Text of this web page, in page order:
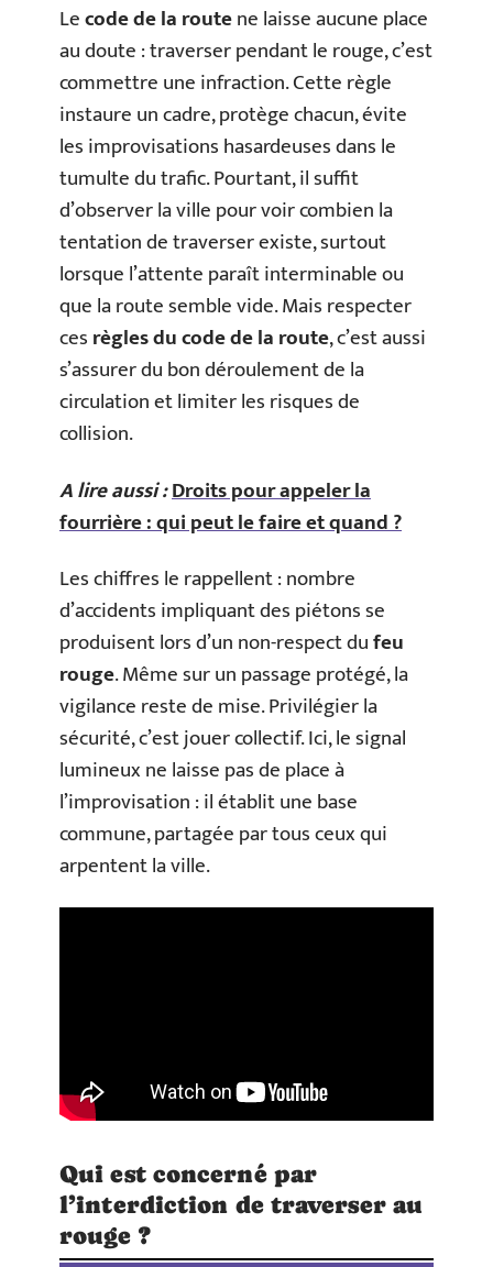
Lecode de la routene laisse aucune place
au doute : traverser pendant le rouge, c’est
commettre une infraction. Cette règle
instaure un cadre, protège chacun, évite
les improvisations hasardeuses dans le
tumulte du trafic. Pourtant, il suffit
d’observer la ville pour voir combien la
tentation de traverser existe, surtout
lorsque l’attente paraît interminable ou
que la route semble vide. Mais respecter
cesrègles du code de la route, c’est aussi
s’assurer du bon déroulement de la
circulation et limiter les risques de
collision.
A lire aussi :Droits pour appeler la
fourrière : qui peut le faire et quand ?
Les chiffres le rappellent : nombre
d’accidents impliquant des piétons se
produisent lors d’un non-respect dufeu
rouge. Même sur un passage protégé, la
vigilance reste de mise. Privilégier la
sécurité, c’est jouer collectif. Ici, le signal
lumineux ne laisse pas de place à
l’improvisation : il établit une base
commune, partagée par tous ceux qui
arpentent la ville.
Qui est concerné par
l’interdiction de traverser au
rouge ?